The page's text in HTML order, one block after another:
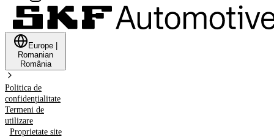
Europe
Romanian
România
Politica de
confidențialitate
Termeni de
utilizare
Proprietate site